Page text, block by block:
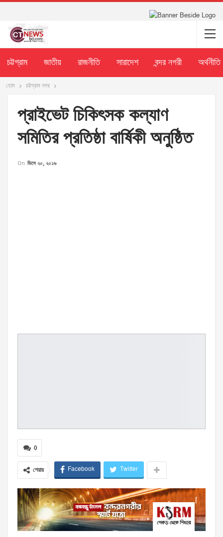
চট্টগ্রাম জাতীয় রাজনীতি সারাদেশ বন্দর নগরী অর্থনীতি
হোম চট্টগ্রাম নগর
প্রাইভেট চিকিৎসক কল্যাণ
সমিতির প্রতিষ্ঠা বার্ষিকী অনুষ্ঠিত
On ডিসে ২০, ২০১৬
0
শেয়ার Facebook Twitter